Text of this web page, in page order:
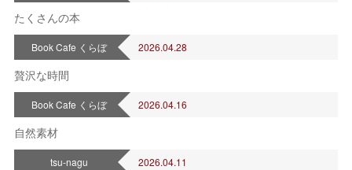
たくさんの本
Book Cafe くらぼ 2026.04.28
贅沢な時間
Book Cafe くらぼ 2026.04.16
自然素材
tsu-nagu 2026.04.11